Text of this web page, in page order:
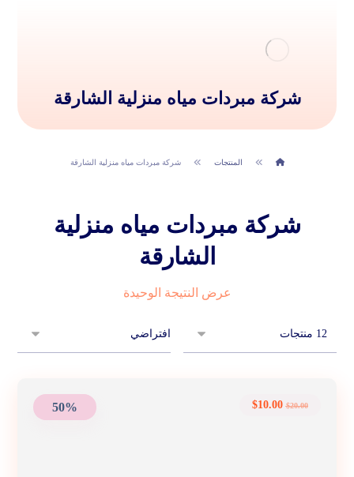
شركة مبردات مياه منزلية الشارقة
المنتجات شركة مبردات مياه منزلية الشارقة
شركة مبردات مياه منزلية
الشارقة
عرض النتيجة الوحيدة
50% $20.00
$10.00